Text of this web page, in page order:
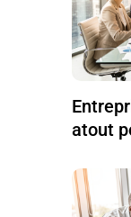
atout